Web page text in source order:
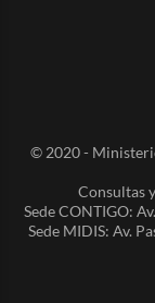
© 2020 -
Consultas
Sede CONTIGO:
Sede MIDIS: Av.